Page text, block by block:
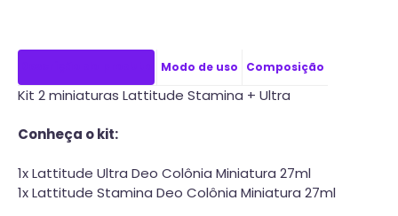
Modo de uso Composição
Kit 2 miniaturas Lattitude Stamina + Ultra
Conheça o kit:
1x Lattitude Ultra Deo Colônia Miniatura 27ml
1x Lattitude Stamina Deo Colônia Miniatura 27ml